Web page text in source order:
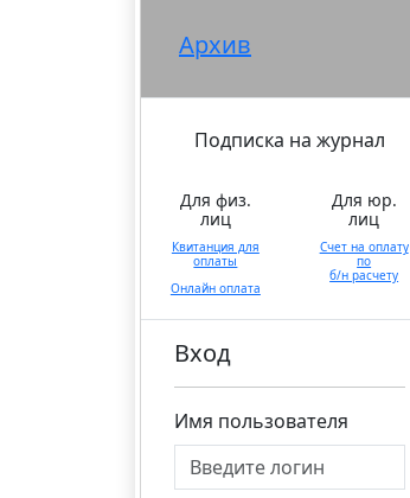
Архив
Подписка на журнал
Для физ.
лиц
Квитанция для
оплаты
Онлайн оплата
Для юр.
лиц
Счет на оплату
по
б/н расчету
Вход
Имя пользователя